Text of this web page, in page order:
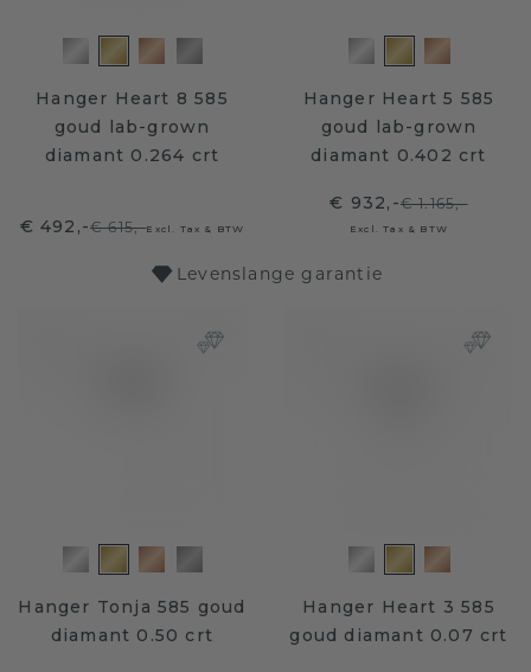
Hanger Heart 8 585
goud lab-grown
diamant 0.264 crt
€ 492,-€ 615,-Excl. Tax & BTW
Hanger Heart 5 585
goud lab-grown
diamant 0.402 crt
€ 932,-€ 1.165,-
Excl. Tax & BTW
Levenslange garantie
Hanger Tonja 585 goud
diamant 0.50 crt
Hanger Heart 3 585
goud diamant 0.07 crt